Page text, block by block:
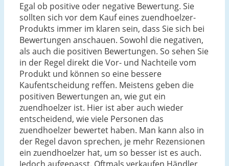
Egal ob positive oder negative Bewertung. Sie
sollten sich vor dem Kauf eines zuendhoelzer-
Produkts immer im klaren sein, dass Sie sich bei
Bewertungen anschauen. Sowohl die negativen,
als auch die positiven Bewertungen. So sehen Sie
in der Regel direkt die Vor- und Nachteile vom
Produkt und können so eine bessere
Kaufentscheidung reffen. Meistens geben die
positiven Bewertungen an, wie gut ein
zuendhoelzer ist. Hier ist aber auch wieder
entscheidend, wie viele Personen das
zuendhoelzer bewertet haben. Man kann also in
der Regel davon sprechen, je mehr Rezensionen
ein zuendhoelzer hat, um so besser ist es auch.